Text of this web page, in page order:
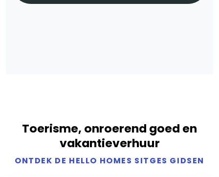
Toerisme, onroerend goed en
vakantieverhuur
ONTDEK DE HELLO HOMES SITGES GIDSEN